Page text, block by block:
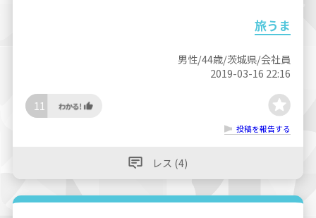
旅うま
男性/44歳/茨城県/会社員
2019-03-16 22:16
11
投稿を報告する
レス (4)